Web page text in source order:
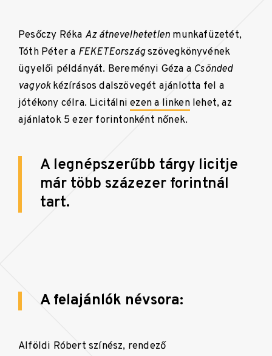
Pesőczy Réka Az átnevelhetetlen munkafüzetét,
Tóth Péter a FEKETEországszövegkönyvének
ügyelői példányát. Bereményi Géza a Csönded
vagyokkézírásos dalszövegét ajánlotta fel a
jótékony célra. Licitálniezen a linkenlehet, az
ajánlatok 5 ezer forintonként nőnek.
A legnépszerűbb tárgy licitje
már több százezer forintnál
tart.
A felajánlók névsora:
Alföldi Róbert színész, rendező